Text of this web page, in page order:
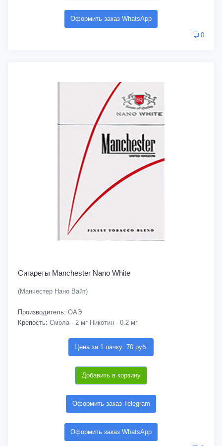
Оформить заказ WhatsApp
0
Сигареты Manchester Nano White
(Манчестер Нано Вайт)
Производитель: ОАЭ
Крепость: Смола - 2 мг Никотин - 0.2 мг
Цена за 1 пачку: 70 руб.
Добавить в корзину
Оформить заказ Telegram
Оформить заказ WhatsApp